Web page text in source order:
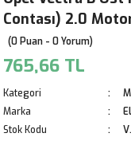
Contası) 2.0
(0 Puan - 0 Yorum)
765,66 TL
Kategori
Marka
Stok Kodu